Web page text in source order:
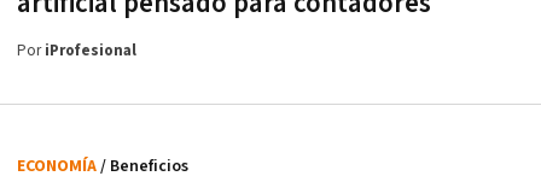
PoriProfesional
ECONOMÍA/ Beneficios